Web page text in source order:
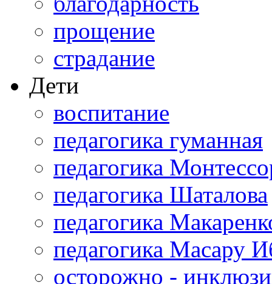
прощение
страдание
Дети
воспитание
педагогика гуманная
педагогика
педагогика Шаталова
педагогика
педагогика Масару
осторожно -